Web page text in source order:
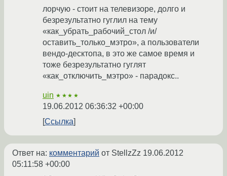
лорчую - стоит на телевизоре, долго и
безрезультатно гуглил на тему
«как_убрать_рабочий_стол /и/
оставить_только_мэтро», а пользователи
вендо-десктопа, в это же самое время и
тоже безрезультатно гуглят
«как_отключить_мэтро» - парадокс..
uin ★★★★
19.06.2012 06:36:32 +00:00
Ссылка
Ответ на: комментарий от StellzZz 19.06.2012
05:11:58 +00:00